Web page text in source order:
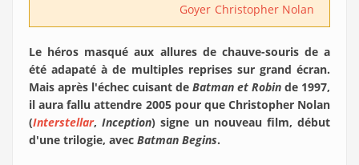
Goyer Christopher Nolan
Le héros masqué aux allures de chauve-souris de a
été adapaté à de multiples reprises sur grand écran.
Mais après l'échec cuisant de Batman et Robin de 1997,
il aura fallu attendre 2005 pour que Christopher Nolan
(Interstellar, Inception) signe un nouveau film, début
d'une trilogie, avec Batman Begins.